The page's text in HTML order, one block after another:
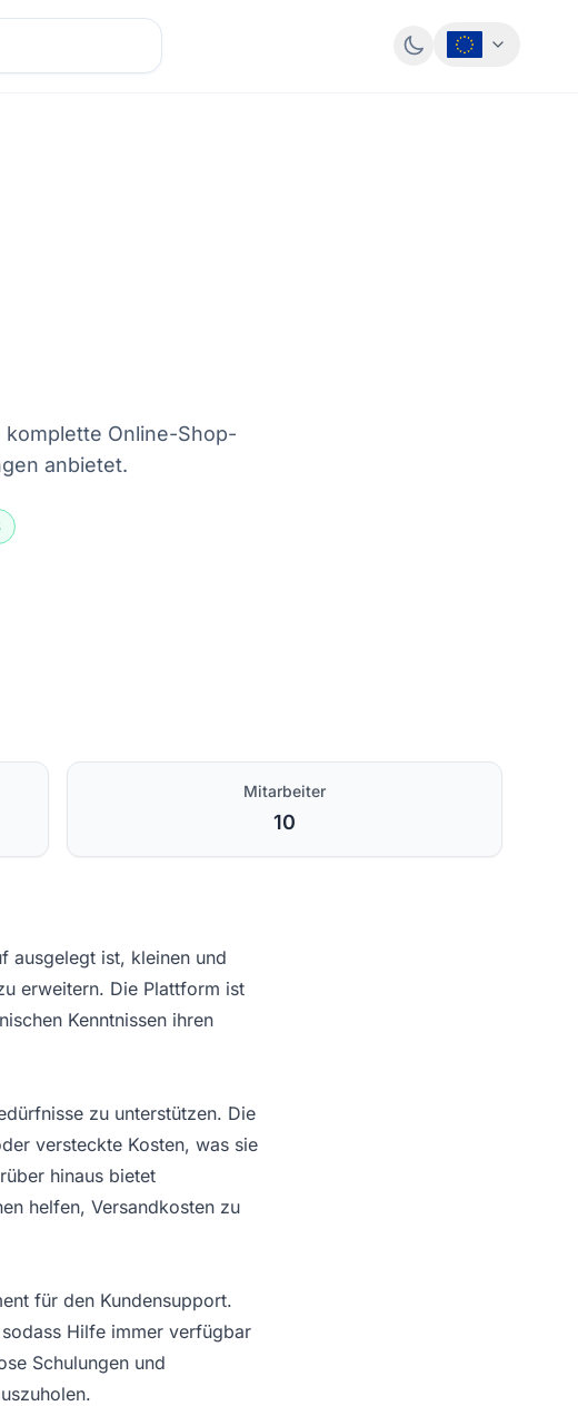
Online-Shop-
anbietet.
Mitarbeiter
10
ausgelegt ist, kleinen und
erweitern. Die Plattform ist
Kenntnissen ihren
zu unterstützen. Die
versteckte Kosten, was sie
hinaus bietet
helfen, Versandkosten zu
für den Kundensupport.
Hilfe immer verfügbar
Schulungen und